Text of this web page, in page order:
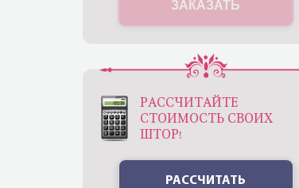
ЗАКАЗАТЬ
РАССЧИТАЙТЕ
СТОИМОСТЬ СВОИХ
ШТОР!
РАССЧИТАТЬ